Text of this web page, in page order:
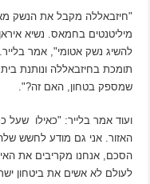
"חיזבאללה מקבל את הנשק
מיליטנטים בחמאס. נשיא
להשיג נשק אטומי", אמר
תומכת בחיזבאללה ונותנת
שמספק בטחון, האם זה?".
ועוד אמר בלייר: "כאילו שעל
האזור. אני גם מודע לחשש
הסכם, אנחנו מקריבים את
לעולם לא אשים את ביטחון